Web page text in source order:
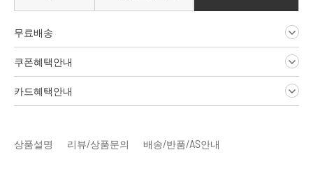
무료배송
쿠폰혜택안내
카드혜택안내
상품설명 리뷰/상품문의 배송/반품/AS안내